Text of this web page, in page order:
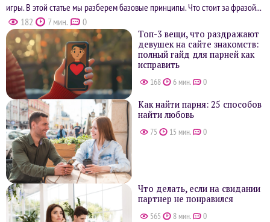
игры. В этой статье мы разберем базовые принципы. Что стоит за фразой...
182
7 мин.
0
Топ-3 вещи, что раздражают
девушек на сайте знакомств:
полный гайд для парней как
исправить
168 6 мин. 0
Как найти парня: 25 способов
найти любовь
75 15 мин. 0
Что делать, если на свидании
партнер не понравился
565 8 мин. 0